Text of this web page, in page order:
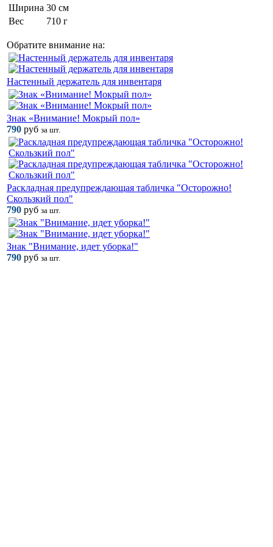
Ширина 30 см
Вес
710 г
Обратите внимание на:
Настенный держатель для инвентаря
Знак «Внимание! Мокрый пол»
790 руб за шт.
Раскладная предупреждающая табличка "Осторожно!
Скользкий пол"
790 руб за шт.
Знак "Внимание, идет уборка!"
790 руб за шт.